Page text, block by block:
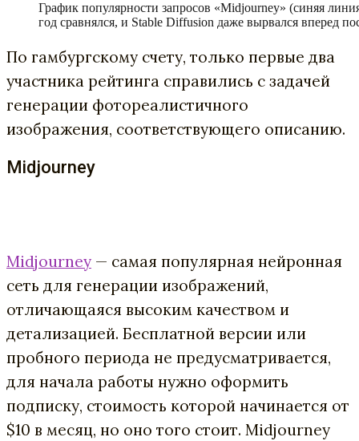
График популярности запросов «Midjourney» (синяя
год сравнялся, и Stable Diffusion даже вырвался вперед
По гамбургскому счету, только первые два
участника рейтинга справились с задачей
генерации фотореалистичного
изображения, соответствующего описанию.
Midjourney
Midjourney — самая популярная нейронная
сеть для генерации изображений,
отличающаяся высоким качеством и
детализацией. Бесплатной версии или
пробного периода не предусматривается,
для начала работы нужно оформить
подписку, стоимость которой начинается от
$10 в месяц, но оно того стоит. Midjourney